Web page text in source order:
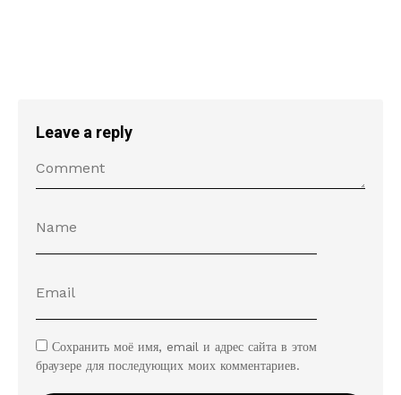
Leave a reply
Сохранить моё имя, email и адрес сайта в этом
браузере для последующих моих комментариев.